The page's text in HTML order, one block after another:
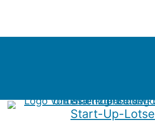
Start-Up-Lotse